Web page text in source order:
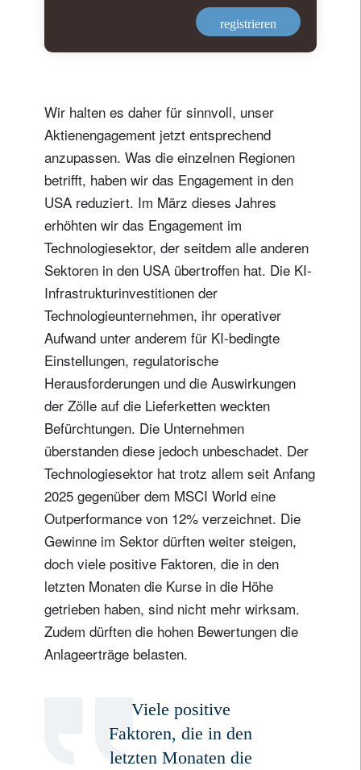
registrieren
Wir halten es daher für sinnvoll, unser
Aktienengagement jetzt entsprechend
anzupassen. Was die einzelnen Regionen
betrifft, haben wir das Engagement in den
USA reduziert. Im März dieses Jahres
erhöhten wir das Engagement im
Technologiesektor, der seitdem alle anderen
Sektoren in den USA übertroffen hat. Die KI-
Infrastrukturinvestitionen der
Technologieunternehmen, ihr operativer
Aufwand unter anderem für KI-bedingte
Einstellungen, regulatorische
Herausforderungen und die Auswirkungen
der Zölle auf die Lieferketten weckten
Befürchtungen. Die Unternehmen
überstanden diese jedoch unbeschadet. Der
Technologiesektor hat trotz allem seit Anfang
2025 gegenüber dem MSCI World eine
Outperformance von 12% verzeichnet. Die
Gewinne im Sektor dürften weiter steigen,
doch viele positive Faktoren, die in den
letzten Monaten die Kurse in die Höhe
getrieben haben, sind nicht mehr wirksam.
Zudem dürften die hohen Bewertungen die
Anlageerträge belasten.
Viele positive
Faktoren, die in den
letzten Monaten die